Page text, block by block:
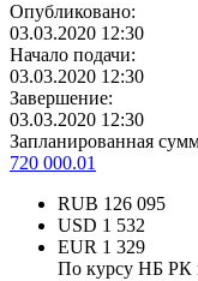
Опубликовано:
03.03.2020 12:30
Начало подачи:
03.03.2020 12:30
Завершение:
03.03.2020 12:30
Запланированная
720 000.01
RUB 126 095
USD 1 532
EUR 1 329
По курсу НБ РК